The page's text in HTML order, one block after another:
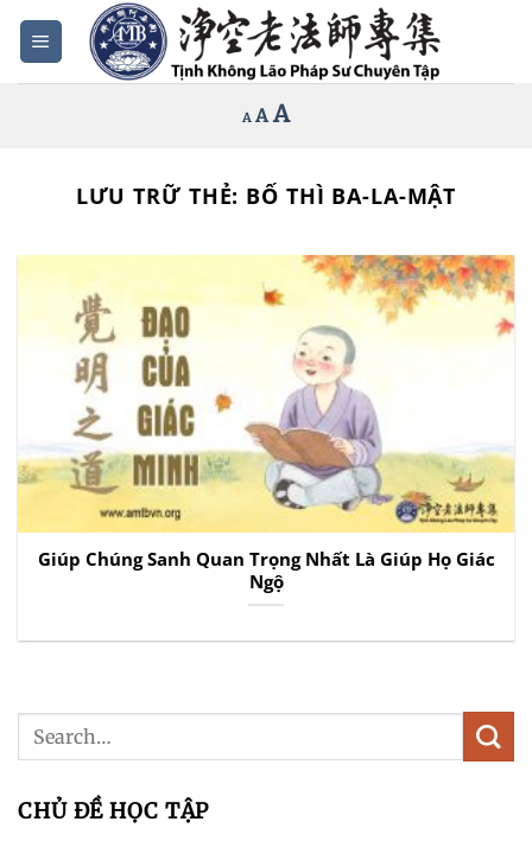
Bỏ
qua
nội
A Decrease
size.
A Reset
size.
A
size.
LƯU TRỮ THẺ: BỐ THÌ BA-LA-MẬT
Giúp Chúng Sanh Quan Trọng Nhất Là Giúp Họ Giác
Ngộ
CHỦ ĐỀ HỌC TẬP